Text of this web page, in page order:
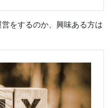
をするのか、興味ある方は